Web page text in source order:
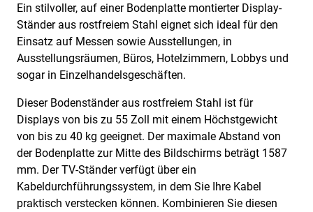
Ein stilvoller, auf einer Bodenplatte montierter Display-
Ständer aus rostfreiem Stahl eignet sich ideal für den
Einsatz auf Messen sowie Ausstellungen, in
Ausstellungsräumen, Büros, Hotelzimmern, Lobbys und
sogar in Einzelhandelsgeschäften.
Dieser Bodenständer aus rostfreiem Stahl ist für
Displays von bis zu 55 Zoll mit einem Höchstgewicht
von bis zu 40 kg geeignet. Der maximale Abstand von
der Bodenplatte zur Mitte des Bildschirms beträgt 1587
mm. Der TV-Ständer verfügt über ein
Kabeldurchführungssystem, in dem Sie Ihre Kabel
praktisch verstecken können. Kombinieren Sie diesen